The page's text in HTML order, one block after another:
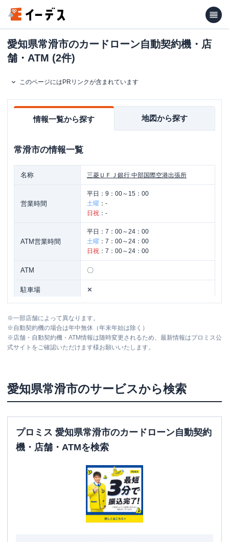
愛知県常滑市のカードローン自動契約機・店
舗・ATM (2件)
このページにはPRリンクが含まれています
情報一覧から探す 地図から探す
常滑市の情報一覧
名称 三菱ＵＦＪ銀行 中部国際空港出張所
営業時間
平日： 9：00～15：00
土曜 ： -
日祝 ： -
ATM営業時間
平日： 7：00～24：00
土曜 ： 7：00～24：00
日祝 ： 7：00～24：00
ATM 〇
駐車場 ✕
名称 三菱ＵＦＪ銀行 常滑支店
平日：
7：00～24：00
日祝：7：00～24：00
ATM 〇
駐車場 〇
愛知県常滑市栄町１－１
※一部店舗によって異なります。
※自動契約機の場合は年中無休（年末年始は除く）
※店舗・自動契約機・ATM情報は随時変更されるため、最新情報はプロミス公
式サイトをご確認いただけます様お願いいたします。
愛知県常滑市のサービスから検索
プロミス 愛知県常滑市のカードローン自動契約
機・店舗・ATMを検索